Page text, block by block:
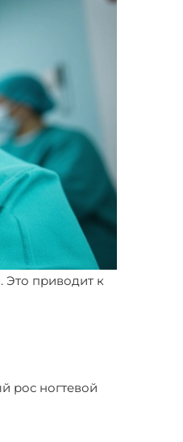
Это приводит к
рос ногтевой